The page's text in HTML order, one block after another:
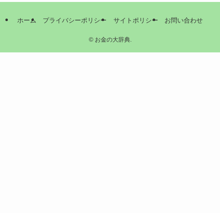
ホーム プライバシーポリシー サイトポリシー お問い合わせ
©お金の大辞典.